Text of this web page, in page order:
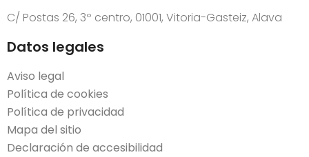
C/ Postas 26, 3º centro, 01001, Vitoria-Gasteiz, Alava
Datos legales
Aviso legal
Política de cookies
Política de privacidad
Mapa del sitio
Declaración de accesibilidad